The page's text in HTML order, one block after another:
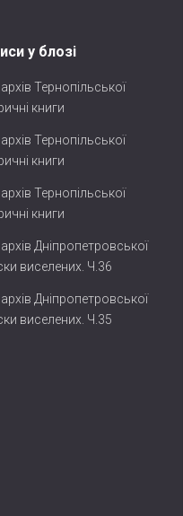
у блозі
Тернопільської
книги
Тернопільської
книги
Тернопільської
книги
Дніпропетровської
виселених. Ч.36
Дніпропетровської
виселених. Ч.35